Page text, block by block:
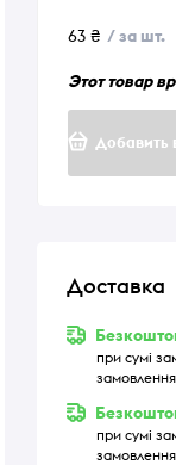
63 ₴ / за шт.
Этот товар
Добавить
Доставка
при сумі
при сумі